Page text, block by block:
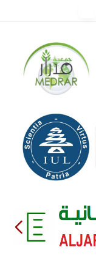
اللبنانية